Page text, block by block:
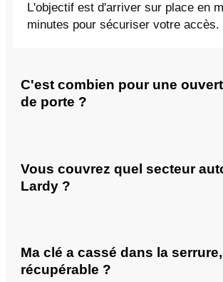
L'objectif est d'arriver sur place en
minutes pour sécuriser votre accès.
C'est combien pour une
de porte ?
Vous couvrez quel secteur
Lardy ?
Ma clé a cassé dans la
récupérable ?